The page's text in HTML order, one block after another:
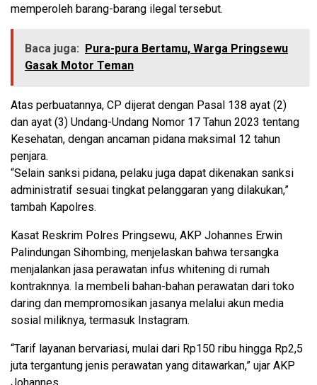
memperoleh barang-barang ilegal tersebut.
Baca juga:
Pura-pura Bertamu, Warga Pringsewu
Gasak Motor Teman
Atas perbuatannya, CP dijerat dengan Pasal 138 ayat (2)
dan ayat (3) Undang-Undang Nomor 17 Tahun 2023 tentang
Kesehatan, dengan ancaman pidana maksimal 12 tahun
penjara.
“Selain sanksi pidana, pelaku juga dapat dikenakan sanksi
administratif sesuai tingkat pelanggaran yang dilakukan,”
tambah Kapolres.
Kasat Reskrim Polres Pringsewu, AKP Johannes Erwin
Palindungan Sihombing, menjelaskan bahwa tersangka
menjalankan jasa perawatan infus whitening di rumah
kontraknnya. Ia membeli bahan-bahan perawatan dari toko
daring dan mempromosikan jasanya melalui akun media
sosial miliknya, termasuk Instagram.
“Tarif layanan bervariasi, mulai dari Rp150 ribu hingga Rp2,5
juta tergantung jenis perawatan yang ditawarkan,” ujar AKP